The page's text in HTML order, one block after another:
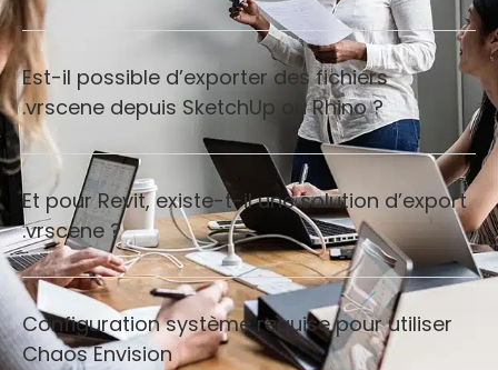
Est-il possible d’exporter des fichiers
.vrscene depuis SketchUp ou Rhino ?
Et pour Revit, existe-t-il une solution d’export
.vrscene ?
Configuration système requise pour utiliser
Chaos Envision